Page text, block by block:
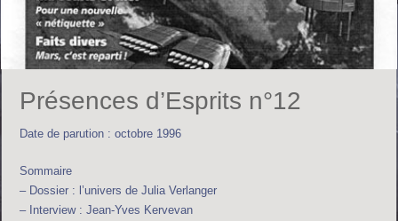
Présences d’Esprits n°12
Date de parution : octobre 1996
Sommaire
– Dossier : l’univers de Julia Verlanger
– Interview : Jean-Yves Kervevan